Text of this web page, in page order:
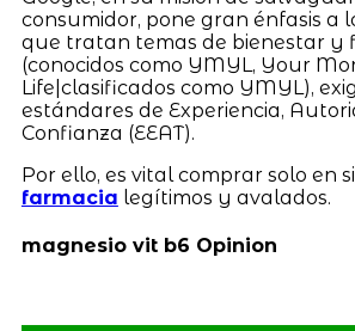
consumidor, pone gran énfasis a
que tratan temas de bienestar y
(conocidos como YMYL, Your
Life|clasificados como YMYL),
estándares de Experiencia,
Confianza (EEAT).
Por ello, es vital comprar solo en
farmacia legítimos y avalados.
magnesio vit b6 Opinion